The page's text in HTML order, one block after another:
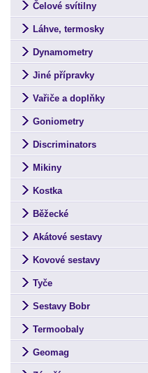
Čelové svítilny
Láhve, termosky
Dynamometry
Jiné přípravky
Vařiče a doplňky
Goniometry
Discriminators
Mikiny
Kostka
Běžecké
Akátové sestavy
Kovové sestavy
Tyče
Sestavy Bobr
Termoobaly
Geomag